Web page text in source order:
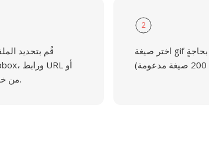
قُم بتحديد
من خلال سحبها إلى الصفحة.
2
اختر صيغة gif أو أية صيغة أخرى أنت بحاجةٍ